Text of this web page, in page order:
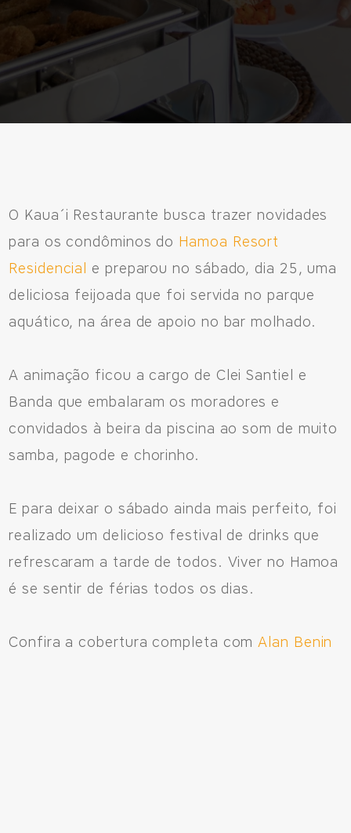
Fale Conosco
Avenida Eiffel, 819 - Aquarela das Artes Bairro Planejado,
Razão Social: Jmd Hamoa Urbanismo Ltda
Fale pelo WhastApp
556692085083
O Kaua´i Restaurante busca trazer novidades
para os condôminos do Hamoa Resort
Residencial
e preparou no sábado, dia 25, uma
deliciosa feijoada que foi servida no parque
aquático, na área de apoio no bar molhado.
A animação ficou a cargo de Clei Santiel e
Banda que embalaram os moradores e
convidados à beira da piscina ao som de muito
samba, pagode e chorinho.
E para deixar o sábado ainda mais perfeito, foi
realizado um delicioso festival de drinks que
refrescaram a tarde de todos. Viver no Hamoa
é se sentir de férias todos os dias.
Confira a cobertura completa comAlan Benin